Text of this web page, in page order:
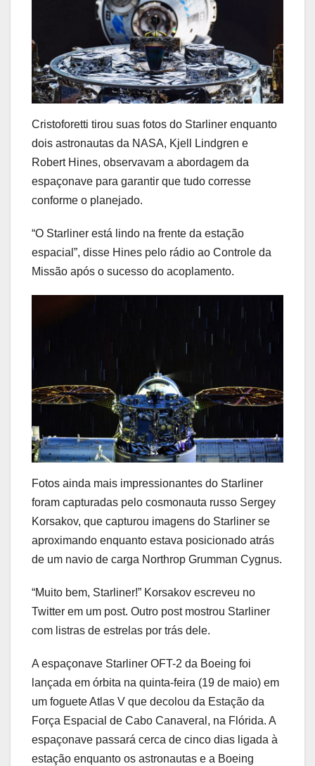
Cristoforetti tirou suas fotos do Starliner enquanto
dois astronautas da NASA, Kjell Lindgren e
Robert Hines, observavam a abordagem da
espaçonave para garantir que tudo corresse
conforme o planejado.
“O Starliner está lindo na frente da estação
espacial”, disse Hines pelo rádio ao Controle da
Missão após o sucesso do acoplamento.
Fotos ainda mais impressionantes do Starliner
foram capturadas pelo cosmonauta russo Sergey
Korsakov, que capturou imagens do Starliner se
aproximando enquanto estava posicionado atrás
de um navio de carga Northrop Grumman Cygnus.
“Muito bem, Starliner!” Korsakov escreveu no
Twitter em um post. Outro post mostrou Starliner
com listras de estrelas por trás dele.
A espaçonave Starliner OFT-2 da Boeing foi
lançada em órbita na quinta-feira (19 de maio) em
um foguete Atlas V que decolou da Estação da
Força Espacial de Cabo Canaveral, na Flórida. A
espaçonave passará cerca de cinco dias ligada à
estação enquanto os astronautas e a Boeing